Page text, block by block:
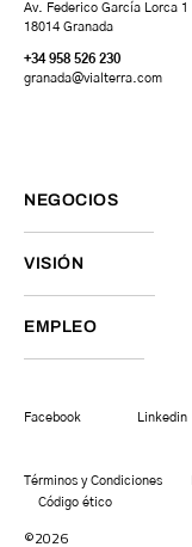
Av. Federico García Lorca 1
18014 Granada
+34 958 526 230
granada@vialterra.com
NEGOCIOS
VISIÓN
EMPLEO
Facebook Linkedin
Términos y Condiciones
Código ético
©2026